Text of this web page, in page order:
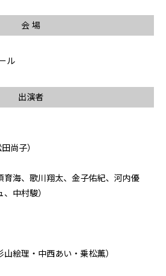
会 場
ル
出演者
尚子）
育海、歌川翔太、金子佑紀、河内優
中村駿）
絵理・中西あい・乗松薫）